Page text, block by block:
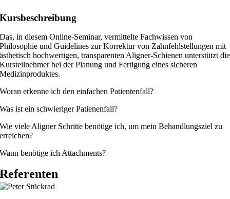
Kursbeschreibung
Das, in diesem Online-Seminar, vermittelte Fachwissen von
Philosophie und Guidelines zur Korrektur von Zahnfehlstellungen mit
ästhetisch hochwertigen, transparenten Aligner-Schienen unterstützt die
Kursteilnehmer bei der Planung und Fertigung eines sicheren
Medizinproduktes.
Woran erkenne ich den einfachen Patientenfall?
Was ist ein schwieriger Patienenfall?
Wie viele Aligner Schritte benötige ich, um mein Behandlungsziel zu
erreichen?
Wann benötige ich Attachments?
Referenten